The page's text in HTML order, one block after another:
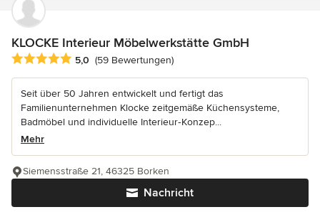
KLOCKE Interieur Möbelwerkstätte GmbH
Durchschnittliche Bewertung: 5 von 5 Sternen
5,0 (59 Bewertungen)
Seit über 50 Jahren entwickelt und fertigt das
Familienunternehmen Klocke zeitgemäße Küchensysteme,
Badmöbel und individuelle Interieur‑Konzep...
Mehr
Nachricht
Siemensstraße 21, 46325 Borken